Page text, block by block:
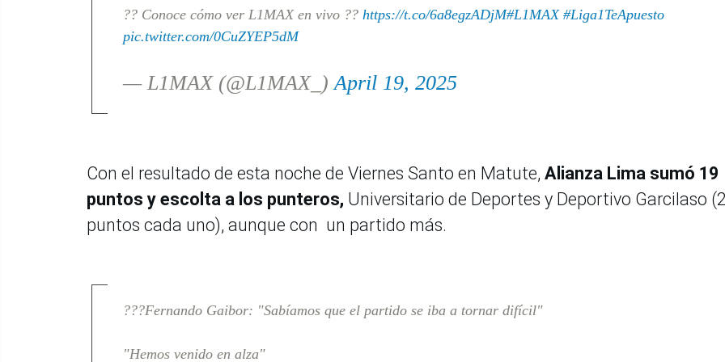
?? Conoce cómo ver L1MAX en vivo ?? https://t.co/6a8egzADjM#L1MAX #Liga1TeApuesto
pic.twitter.com/0CuZYEP5dM
— L1MAX (@L1MAX_)April 19, 2025
Con el resultado de esta noche de Viernes Santo en Matute, Alianza Lima sumó 19
puntos y escolta a los punteros, Universitario de Deportes y Deportivo Garcilaso
puntos cada uno), aunque con un partido más.
???Fernando Gaibor: "Sabíamos que el partido se iba a tornar difícil"
"Hemos venido en alza"